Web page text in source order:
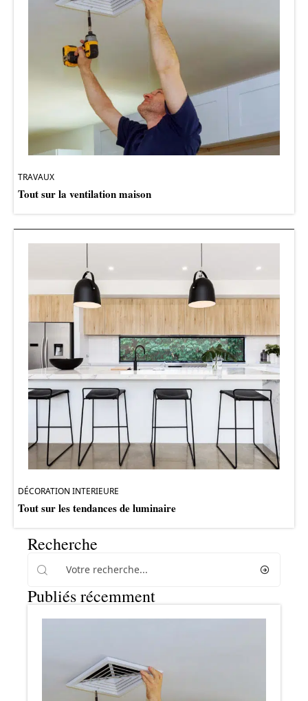
TRAVAUX
Tout sur la ventilation maison
DÉCORATION INTERIEURE
Tout sur les tendances de luminaire
Recherche
Publiés récemment